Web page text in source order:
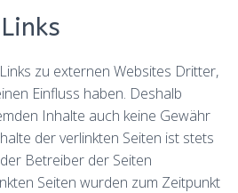
zu externen Websites Dritter,
Einfluss haben. Deshalb
Inhalte auch keine Gewähr
der verlinkten Seiten ist stets
Betreiber der Seiten
Seiten wurden zum Zeitpunkt